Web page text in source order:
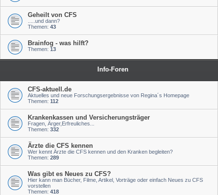
Geheilt von CFS
.....und dann?
Themen: 43
Brainfog - was hilft?
Themen: 13
Info-Foren
CFS-aktuell.de
Aktuelles und neue Forschungsergebnisse von Regina´s Homepage
Themen: 112
Krankenkassen und Versicherungsträger
Fragen, Ärger,Erfreuliches...
Themen: 332
Ärzte die CFS kennen
Wer kennt Ärzte die CFS kennen und den Kranken begleiten?
Themen: 289
Was gibt es Neues zu CFS?
Hier kann man Bücher, Filme, Artikel, Vorträge oder einfach Neues zu CFS
vorstellen
Themen: 418